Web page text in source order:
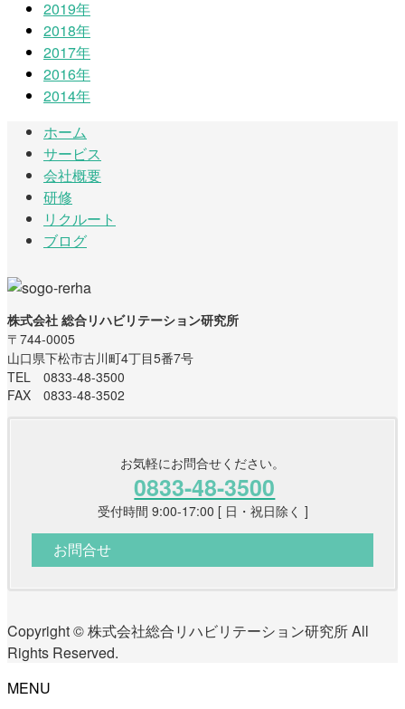
2019年
2018年
2017年
2016年
2014年
ホーム
サービス
会社概要
研修
リクルート
ブログ
株式会社 総合リハビリテーション研究所
〒744-0005
山口県下松市古川町4丁目5番7号
TEL 0833-48-3500
FAX 0833-48-3502
お気軽にお問合せください。
0833-48-3500
受付時間 9:00-17:00 [ 日・祝日除く ]
お問合せ
Copyright © 株式会社総合リハビリテーション研究所 All
Rights Reserved.
MENU